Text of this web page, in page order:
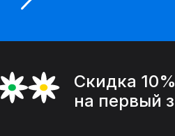
Скидка 10%
на первый